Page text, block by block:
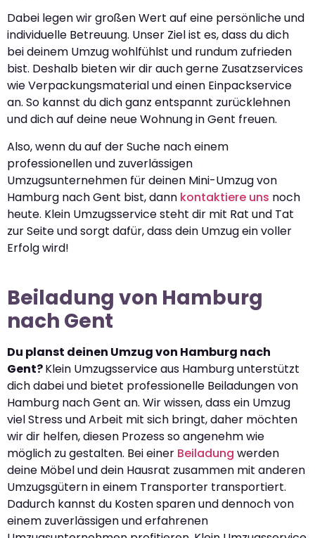
Dabei legen wir großen Wert auf eine persönliche und
individuelle Betreuung. Unser Ziel ist es, dass du dich
bei deinem Umzug wohlfühlst und rundum zufrieden
bist. Deshalb bieten wir dir auch gerne Zusatzservices
wie Verpackungsmaterial und einen Einpackservice
an. So kannst du dich ganz entspannt zurücklehnen
und dich auf deine neue Wohnung in Gent freuen.
Also, wenn du auf der Suche nach einem
professionellen und zuverlässigen
Umzugsunternehmen für deinen Mini-Umzug von
Hamburg nach Gent bist, dann kontaktiere uns noch
heute. Klein Umzugsservice steht dir mit Rat und Tat
zur Seite und sorgt dafür, dass dein Umzug ein voller
Erfolg wird!
Beiladung von Hamburg
nach Gent
Du planst deinen Umzug von Hamburg nach
Gent?Klein Umzugsservice aus Hamburg unterstützt
dich dabei und bietet professionelle Beiladungen von
Hamburg nach Gent an. Wir wissen, dass ein Umzug
viel Stress und Arbeit mit sich bringt, daher möchten
wir dir helfen, diesen Prozess so angenehm wie
möglich zu gestalten. Bei einer Beiladung werden
deine Möbel und dein Hausrat zusammen mit anderen
Umzugsgütern in einem Transporter transportiert.
Dadurch kannst du Kosten sparen und dennoch von
einem zuverlässigen und erfahrenen